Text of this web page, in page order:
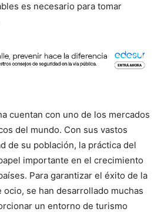
es necesario para tomar
cuentan con uno de los mercados
del mundo. Con sus vastos
de su población, la práctica del
importante en el crecimiento
Para garantizar el éxito de la
se han desarrollado muchas
un entorno de turismo